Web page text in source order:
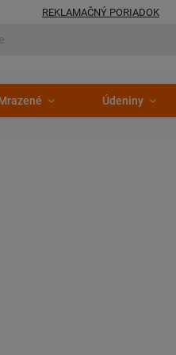
REKLAMAČNÝ PORIADOK
Údeniny